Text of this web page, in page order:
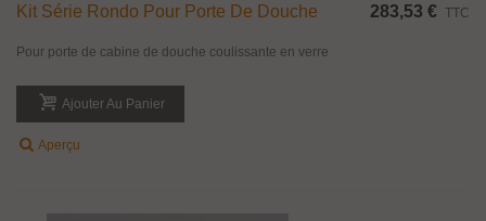
Kit Série Rondo Pour Porte De Douche 283,53 € TTC
Pour porte de cabine de douche coulissante en verre
Ajouter Au Panier
Aperçu